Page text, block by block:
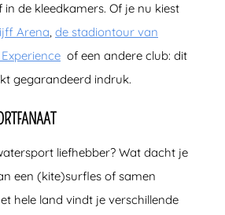
de kleedkamers. Of je nu kiest
Arena, de stadiontour van
Experience of een andere club: dit
gegarandeerd indruk.
liefhebber? Wat dacht je
een (kite)surfles of samen
hele land vindt je verschillende